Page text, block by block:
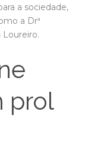
a sociedade,
a Drª
prol